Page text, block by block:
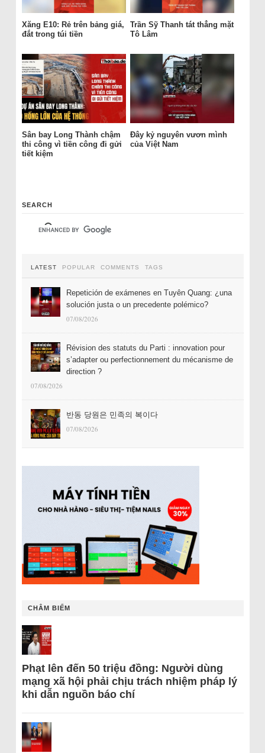
Xăng E10: Rẻ trên bảng giá,
đắt trong túi tiền
Trần Sỹ Thanh tát thẳng mặt
Tô Lâm
Sân bay Long Thành chậm
thi công vì tiền công đi gửi
tiết kiệm
Đây kỷ nguyên vươn mình
của Việt Nam
SEARCH
LATEST POPULAR COMMENTS TAGS
Repetición de exámenes en Tuyên Quang: ¿una
solución justa o un precedente polémico?
07/08/2026
Révision des statuts du Parti : innovation pour
s’adapter ou perfectionnement du mécanisme de
direction ?
07/08/2026
반동 당원은 민족의 복이다
07/08/2026
CHÂM BIẾM
Phạt lên đến 50 triệu đồng: Người dùng
mạng xã hội phải chịu trách nhiệm pháp lý
khi dẫn nguồn báo chí